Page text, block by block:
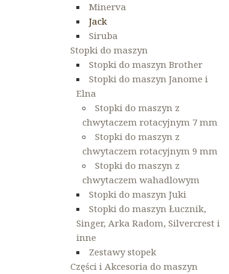
Minerva
Jack
Siruba
Stopki do maszyn
Stopki do maszyn Brother
Stopki do maszyn Janome i
Elna
Stopki do maszyn z
chwytaczem rotacyjnym 7 mm
Stopki do maszyn z
chwytaczem rotacyjnym 9 mm
Stopki do maszyn z
chwytaczem wahadlowym
Stopki do maszyn Juki
Stopki do maszyn Łucznik,
Singer, Arka Radom, Silvercrest i
inne
Zestawy stopek
Części i Akcesoria do maszyn